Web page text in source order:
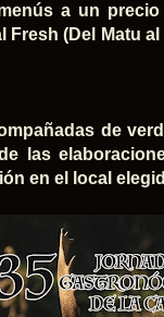
a un
Fresh (Del Matu al
de
las
en el local